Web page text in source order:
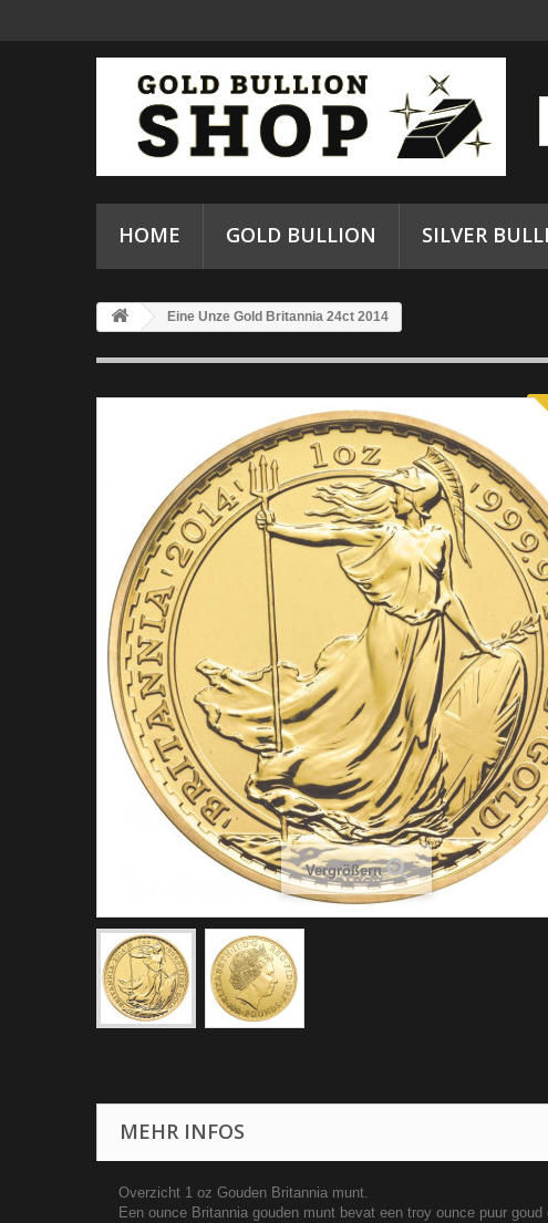
HOME GOLD BULLION SILVER
Eine Unze Gold Britannia 24ct 2014
Vergrößern
MEHR INFOS
Overzicht 1 oz Gouden Britannia munt.
Een ounce Britannia gouden munt bevat een troy ounce puur